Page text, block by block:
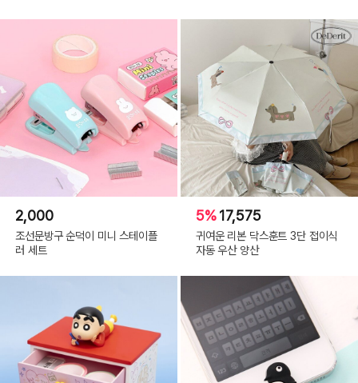
2,000
조선문방구 순덕이 미니 스테이플
러 세트
5%17,575
귀여운 리본 닥스훈트 3단 접이식
자동 우산 양산